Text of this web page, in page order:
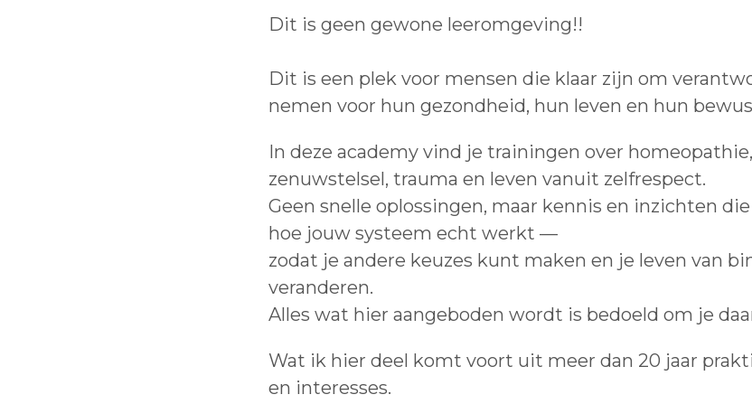
Dit is geen gewone leeromgeving!!
Dit is een plek voor mensen die klaar zijn om
nemen voor hun gezondheid, hun leven en hun
In deze academy vind je trainingen over
zenuwstelsel, trauma en leven vanuit zelfrespect.
Geen snelle oplossingen, maar kennis en inzichten
hoe jouw systeem echt werkt —
zodat je andere keuzes kunt maken en je leven van
veranderen.
Alles wat hier aangeboden wordt is bedoeld om je
Wat ik hier deel komt voort uit meer dan 20 jaar
en interesses.